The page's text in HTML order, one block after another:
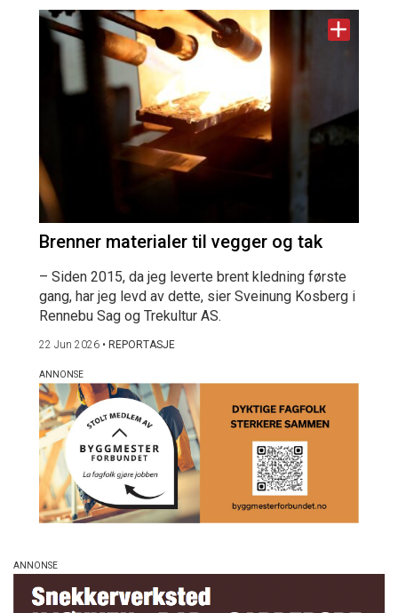
Brenner materialer til vegger og tak
– Siden 2015, da jeg leverte brent kledning første
gang, har jeg levd av dette, sier Sveinung Kosberg i
Rennebu Sag og Trekultur AS.
22 Jun 2026 • REPORTASJE